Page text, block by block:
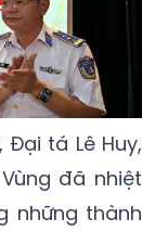
tá Lê Huy,
đã nhiệt
những thành